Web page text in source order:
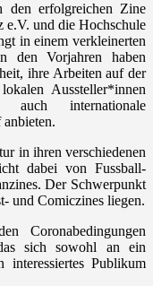
erfolgreichen Zine
e.V. und die Hochschule
in einem verkleinerten
den Vorjahren haben
ihre Arbeiten auf der
Aussteller*innen
internationale
in ihren verschiedenen
dabei von Fussball-
Der Schwerpunkt
und Comiczines liegen.
Coronabedingungen
das sich sowohl an ein
Publikum